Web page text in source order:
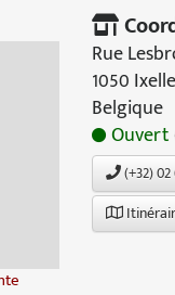
Rue
1050
Belgique
Ouvert
(+32) 02